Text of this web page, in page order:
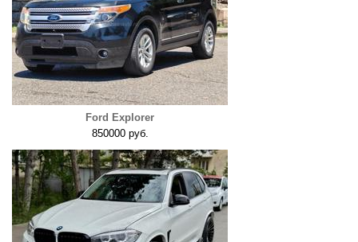
Ford Explorer
850000 руб.